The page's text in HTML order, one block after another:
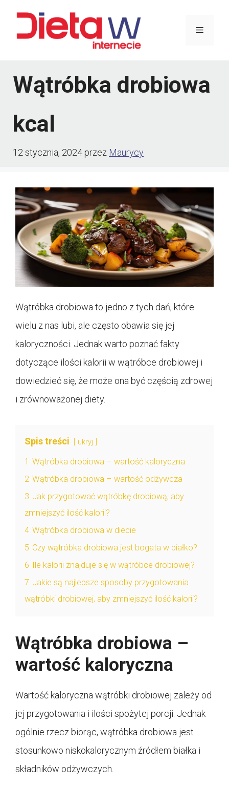
Menu
Wątróbka drobiowa
kcal
12 stycznia, 2024przez Maurycy
Wątróbka drobiowa to jedno z tych dań, które
wielu z nas lubi, ale często obawia się jej
kaloryczności. Jednak warto poznać fakty
dotyczące ilości kalorii w wątróbce drobiowej i
dowiedzieć się, że może ona być częścią zdrowej
i zrównoważonej diety.
Spis treści ukryj
1 Wątróbka drobiowa – wartość kaloryczna
2 Wątróbka drobiowa – wartość odżywcza
3 Jak przygotować wątróbkę drobiową, aby
zmniejszyć ilość kalorii?
4 Wątróbka drobiowa w diecie
5 Czy wątróbka drobiowa jest bogata w białko?
6 Ile kalorii znajduje się w wątróbce drobiowej?
7 Jakie są najlepsze sposoby przygotowania
wątróbki drobiowej, aby zmniejszyć ilość kalorii?
Wątróbka drobiowa –
wartość kaloryczna
Wartość kaloryczna wątróbki drobiowej zależy od
jej przygotowania i ilości spożytej porcji. Jednak
ogólnie rzecz biorąc, wątróbka drobiowa jest
stosunkowo niskokalorycznym źródłem białka i
składników odżywczych.